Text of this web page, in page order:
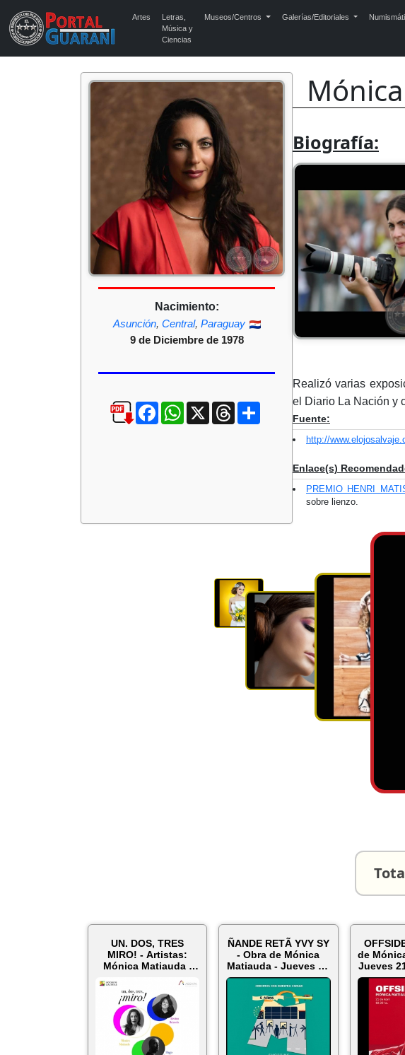
Artes
Letras,
Música y
Ciencias
Museos/Centros Galerías/Editoriales
Nacimiento:
Asunción, Central, Paraguay
9 de Diciembre de 1978
FacebookWhatsApp
X ThreadsCompartir
Biografía:
Realizó varias
el Diario La Nación y
Fuente:
http://
Enlace(s)
PREMIO HENRI
sobre lienzo.
UN. DOS, TRES
MIRO! - Artistas:
Mónica Matiauda /
ÑANDE RETÃ YVY SY
- Obra de Mónica
Matiauda - Jueves 22
de Octubr...
de
Jueves 21